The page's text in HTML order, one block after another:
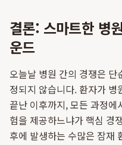
결론: 스마트한 병
운드
오늘날 병원 간의 경쟁은
정되지 않습니다. 환자가
끝난 이후까지, 모든 과정에
험을 제공하느냐가 핵심 경
후에 발생하는 수많은 잠재